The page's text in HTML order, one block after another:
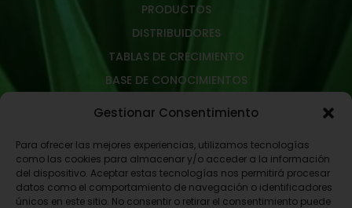
Gestionar Consentimiento
Para ofrecer las mejores experiencias, utilizamos tecnologías
como las cookies para almacenar y/o acceder a la información
del dispositivo. Aceptar estas tecnologías nos permitirá procesar
datos como el comportamiento de navegación o identificadores
únicos en este sitio. No consentir o retirar el consentimiento puede
PRODUCTOS
DISTRIBUIDORES
TABLAS DE CRECIMIENTO
BASE DE CONOCIMIENTOS
POLÍTICA DE PRIVACIDAD
POLÍTICA DE DEVOLUCIONES Y REEMBOLSOS